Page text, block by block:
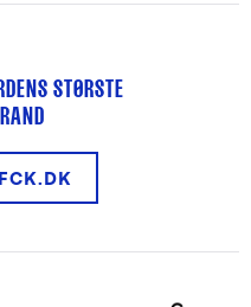
STØRSTE